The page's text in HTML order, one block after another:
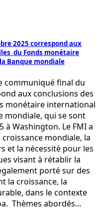
2025 correspond aux
du Fonds monétaire
Banque mondiale
communiqué final du
aux conclusions des
monétaire international
mondiale, qui se sont
à Washington. Le FMI a
mondiale, la
et la nécessité pour les
visant à rétablir la
porté sur des
la croissance, la
dans le contexte
Thèmes abordés…